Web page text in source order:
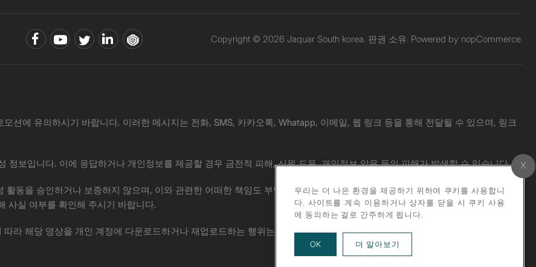
Copyright © 2026 Jaquar South korea. 판권 소유. Powered by nopCommerce.
션에 유의하시기 바랍니다. 이러한 메시지는 전화, SMS, 카카오톡, Whatapp, 이메일, 웹 링크 등을 통해 전달될 수 있으며, 링크
정보입니다. 이에 응답하거나 개인정보를 제공할 경우 금전적 피해, 신원 도용, 개인정보 악용 등의 피해가 발생할 수 있습니다.
동을 승인하거나 보증하지 않으며, 이와 관련한 어떠한 책임도 부담하지 않습니다. 의심스러운 메시지를 받으신 경우, 공식 웹사
사실 여부를 확인해 주시기 바랍니다.
라 해당 영상을 개인 계정에 다운로드하거나 재업로드하는 행위는 엄격히 금지됩니다.
우리는 더 나은 환경을 제공하기 위하여 쿠키를 사용합니
다. 사이트를 계속 이용하거나 상자를 닫을 시 쿠키 사용
에 동의하는 걸로 간주하게 됩니다.
OK 더 알아보기